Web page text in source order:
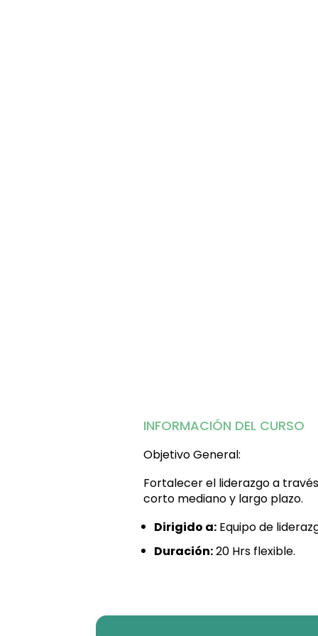
INFORMACIÓN DEL CURSO
Objetivo General:
Fortalecer el liderazgo a
corto mediano y largo plazo.
Dirigido a: Equipo de
Duración:20 Hrs flexible.